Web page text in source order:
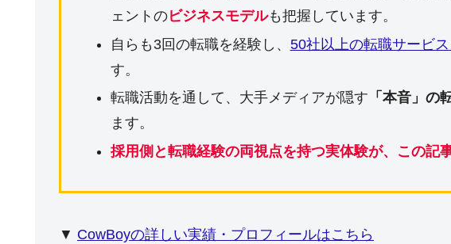
ェントのビジネスモデルも把握しています。
自らも3回の転職を経験し、 50社以上の転職サービ
す。
転職活動を通して、大手メディアが隠す 「本音」の
ます。
採用側と転職経験の両視点を持つ実体験が、この記
▼ CowBoyの詳しい実績・プロフィールはこちら